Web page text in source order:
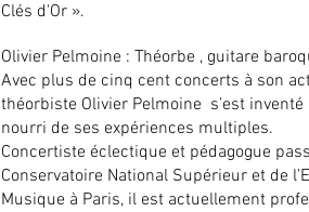
Clés d'Or ».
Olivier Pelmoine : Théorbe , guitare
Avec plus de cinq cent concerts à son
théorbiste Olivier Pelmoine s’est
nourri de ses expériences multiples.
Concertiste éclectique et pédagogue
Conservatoire National Supérieur et de
Musique à Paris, il est actuellement